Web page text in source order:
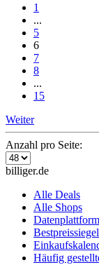
1
...
5
6
7
8
...
15
Weiter
Anzahl pro Seite:
billiger.de
Alle Deals
Alle Shops
Datenplattform
Bestpreissiegel
Häufig